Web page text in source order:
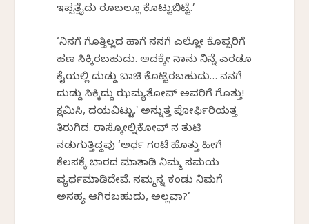
ಇಪ್ಪತ್ತೈದು ರೂಬಲ್ಲೂ ಕೊಟ್ಟುಬಿಟ್ಟೆ.’
‘ನಿನಗೆ ಗೊತ್ತಿಲ್ಲದ ಹಾಗೆ ನನಗೆ ಎಲ್ಲೋ ಕೊಪ್ಪರಿಗೆ
ಹಣ ಸಿಕ್ಕಿರಬಹುದು. ಅದಕ್ಕೇ ನಾನು ನಿನ್ನೆ ಎರಡೂ
ಕೈಯಲ್ಲಿ ದುಡ್ಡು ಬಾಚಿ ಕೊಟ್ಟಿರಬಹುದು… ನನಗೆ
ದುಡ್ಡು ಸಿಕ್ಕಿದ್ದು ಝಮ್ಯತೋವ್ ಅವರಿಗೆ ಗೊತ್ತು!
ಕ್ಷಮಿಸಿ, ದಯವಿಟ್ಟು.ʼ ಅನ್ನುತ್ತ ಪೋರ್ಫಿರಿಯತ್ತ
ತಿರುಗಿದ. ರಾಸ್ಕೋಲ್ನಿಕೋವ್‍ ನ ತುಟಿ
ನಡುಗುತ್ತಿದ್ದವು ‘ಅರ್ಧ ಗಂಟೆ ಹೊತ್ತು ಹೀಗೆ
ಕೆಲಸಕ್ಕೆ ಬಾರದ ಮಾತಾಡಿ ನಿಮ್ಮ ಸಮಯ
ವ್ಯರ್ಥಮಾಡಿದೇವೆ. ನಮ್ಮನ್ನ ಕಂಡು ನಿಮಗೆ
ಅಸಹ್ಯ ಆಗಿರಬಹುದು, ಅಲ್ಲವಾ?’